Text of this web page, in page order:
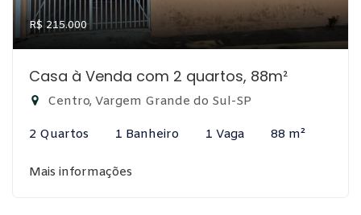
R$ 215.000
Casa à Venda com 2 quartos, 88m²
Centro, Vargem Grande do Sul-SP
2 Quartos 1 Banheiro 1 Vaga 88 m²
Mais informações